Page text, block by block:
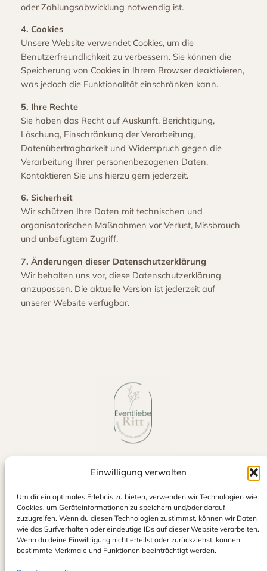
Einwilligung verwalten
Um dir ein optimales Erlebnis zu bieten, verwenden wir Technologien wie
Cookies, um Geräteinformationen zu speichern und/oder darauf
zuzugreifen. Wenn du diesen Technologien zustimmst, können wir Daten
wie das Surfverhalten oder eindeutige IDs auf dieser Website verarbeiten.
Wenn du deine Einwillligung nicht erteilst oder zurückziehst, können
bestimmte Merkmale und Funktionen beeinträchtigt werden.
oder Zahlungsabwicklung notwendig ist.
4. Cookies
Unsere Website verwendet Cookies, um die
Benutzerfreundlichkeit zu verbessern. Sie können die
Speicherung von Cookies in Ihrem Browser deaktivieren,
was jedoch die Funktionalität einschränken kann.
5. Ihre Rechte
Sie haben das Recht auf Auskunft, Berichtigung,
Löschung, Einschränkung der Verarbeitung,
Datenübertragbarkeit und Widerspruch gegen die
Verarbeitung Ihrer personenbezogenen Daten.
Kontaktieren Sie uns hierzu gern jederzeit.
6. Sicherheit
Wir schützen Ihre Daten mit technischen und
organisatorischen Maßnahmen vor Verlust, Missbrauch
und unbefugtem Zugriff.
7. Änderungen dieser Datenschutzerklärung
Wir behalten uns vor, diese Datenschutzerklärung
anzupassen. Die aktuelle Version ist jederzeit auf
unserer Website verfügbar.